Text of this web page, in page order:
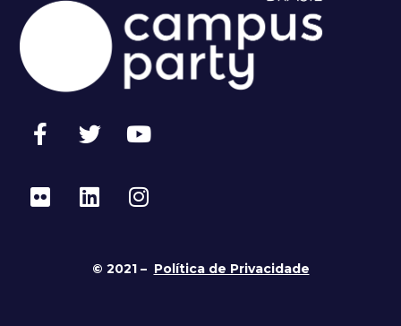
© 2021 – Política de Privacidade